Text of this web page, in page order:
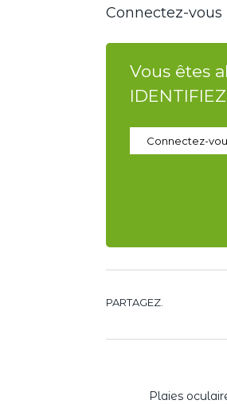
Connectez-
Vous êtes
Connectez-
PARTAGEZ.
Plaies